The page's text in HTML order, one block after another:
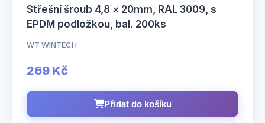
Střešní šroub 4,8 × 20mm, RAL 3009, s
EPDM podložkou, bal. 200ks
WT WINTECH
269 Kč
Přidat do košíku